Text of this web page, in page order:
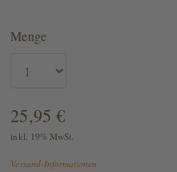
Menge
25,95 €
inkl. 19% MwSt.
Versand-Informationen